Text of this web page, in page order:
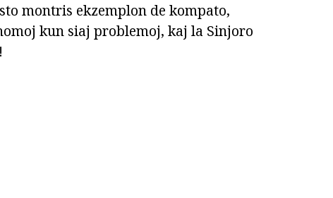
montris ekzemplon de kompato,
kun siaj problemoj, kaj la Sinjoro